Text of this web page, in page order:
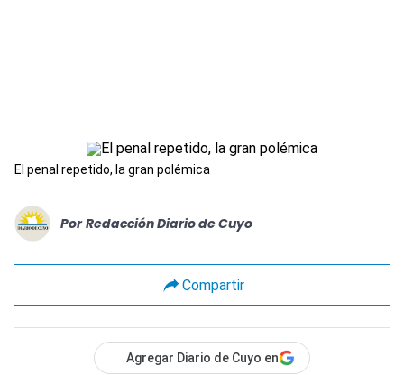
El penal repetido, la gran polémica
Por Redacción Diario de Cuyo
Compartir
Agregar Diario de Cuyo en